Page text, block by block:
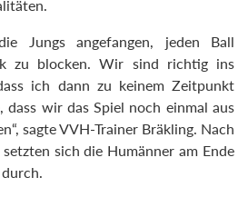
Jungs angefangen, jeden Ball
zu blocken. Wir sind richtig ins
ich dann zu keinem Zeitpunkt
dass wir das Spiel noch einmal aus
sagte VVH-Trainer Bräkling. Nach
sich die Humänner am Ende